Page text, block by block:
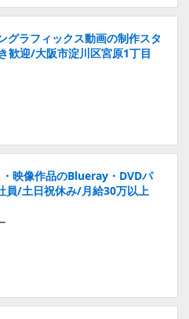
グラフィックス動画の制作スタ
歓迎/大阪市淀川区宮原1丁目
・映像作品のBlueray・DVDパ
員/土日祝休み/月給30万以上